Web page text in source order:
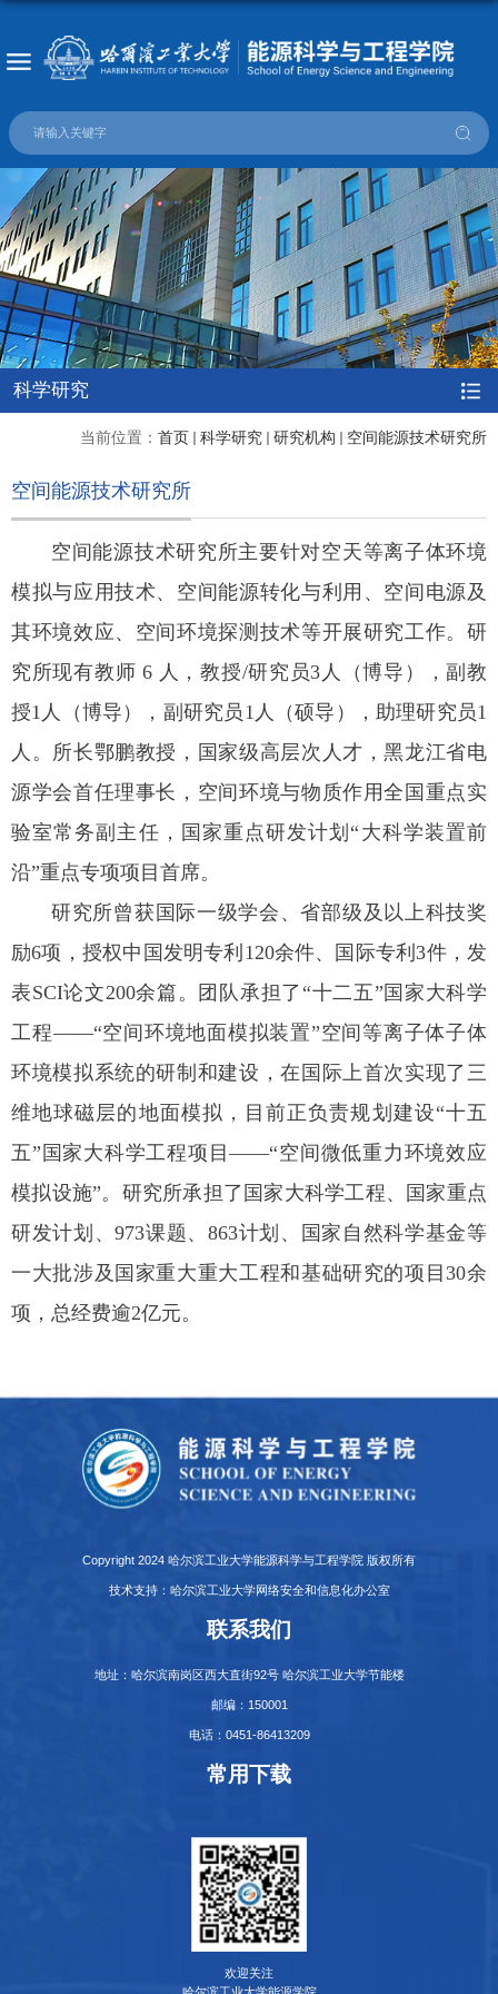
科学研究
当前位置： 首页 科学研究 研究机构 空间能源技术研究所
空间能源技术研究所
空间能源技术研究所主要针对空天等离子体环境
模拟与应用技术、空间能源转化与利用、空间电源及
其环境效应、空间环境探测技术等开展研究工作。研
究所现有教师 6 人，教授/研究员3人（博导），副教
授1人（博导），副研究员1人（硕导），助理研究员1
人。所长鄂鹏教授，国家级高层次人才，黑龙江省电
源学会首任理事长，空间环境与物质作用全国重点实
验室常务副主任，国家重点研发计划 “大科学装置前
沿”重点专项项目首席。
研究所曾获国际一级学会、省部级及以上科技奖
励6项，授权中国发明专利120余件、国际专利3件，发
表SCI论文200余篇。团队承担了“十二五”国家大科学
工程——“空间环境地面模拟装置”空间等离子体子体
环境模拟系统的研制和建设，在国际上首次实现了三
维地球磁层的地面模拟，目前正负责规划建设“十五
五”国家大科学工程项目——“空间微低重力环境效应
模拟设施”。研究所承担了国家大科学工程、国家重点
研发计划、973课题、863计划、国家自然科学基金等
一大批涉及国家重大重大工程和基础研究的项目30余
项，总经费逾2亿元。
Copyright 2024 哈尔滨工业大学能源科学与工程学院 版权所有
技术支持：哈尔滨工业大学网络安全和信息化办公室
联系我们
地址：哈尔滨南岗区西大直街92号 哈尔滨工业大学节能楼
邮编：150001
电话：0451-86413209
常用下载
欢迎关注